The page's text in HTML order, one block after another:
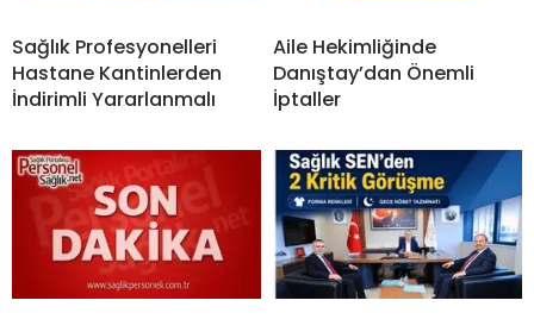
Sağlık Profesyonelleri
Hastane Kantinlerden
İndirimli Yararlanmalı
Aile Hekimliğinde
Danıştay’dan Önemli
İptaller